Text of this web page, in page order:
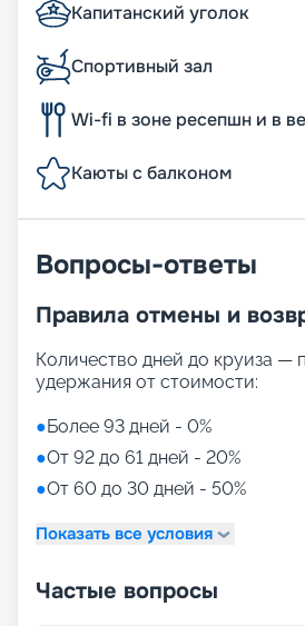
Капитанский уголок
Спортивный зал
Wi-fi в зоне ресепшн и в
Каюты с балконом
Вопросы-ответы
Правила отмены и
Количество дней до круиза —
удержания от стоимости:
●Более 93 дней - 0%
●От 92 до 61 дней - 20%
●От 60 до 30 дней - 50%
Показать все условия
Частые вопросы